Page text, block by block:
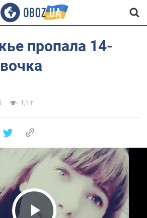
пропала 14-
1,1 т.